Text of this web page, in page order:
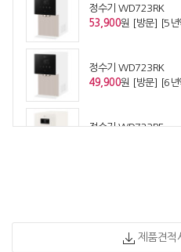
정수기 WD723RK
53,900원 [방문] [5년
정수기 WD723RK
49,900원 [방문] [6년
정수기 WD723RE
원 [방문] [6
정수기 WD722RH
제품견적